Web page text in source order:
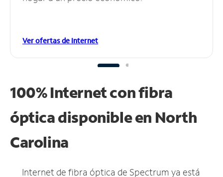
Ver ofertas de Internet
100% Internet con fibra
óptica disponible en North
Carolina
Internet de fibra óptica de Spectrum ya está